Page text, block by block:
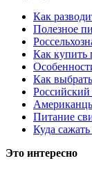
Как
Полезное
Как купить
Как
Питание
Куда
Это интересно